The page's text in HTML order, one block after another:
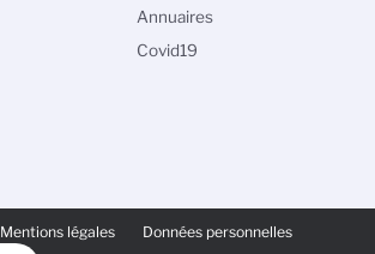
Mentions légales Données personnelles
Annuaires
Covid19